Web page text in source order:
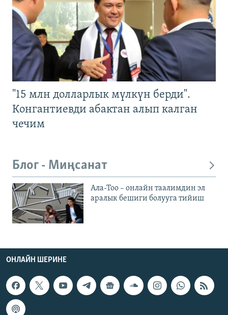
"15 млн долларлык мүлкүн берди".
Конгантиевди абактан алып калган
чечим
Блог - Миңсанат
Ала-Тоо – онлайн таалимдин эл
аралык бешиги болууга тийиш
ОНЛАЙН ШЕРИНЕ